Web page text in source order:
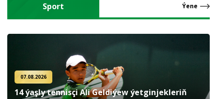
Sport Ýene
07.08.2026
14 ýaşly tennisçi Ali Geldiýew ýetginjekleriň